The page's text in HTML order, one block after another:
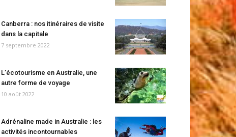
Canberra : nos itinéraires de visite
dans la capitale
7 septembre 2022
L’écotourisme en Australie, une
autre forme de voyage
10 août 2022
Adrénaline made in Australie : les
activités incontournables